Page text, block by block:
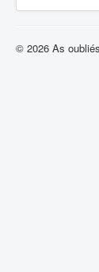
© 2026 As